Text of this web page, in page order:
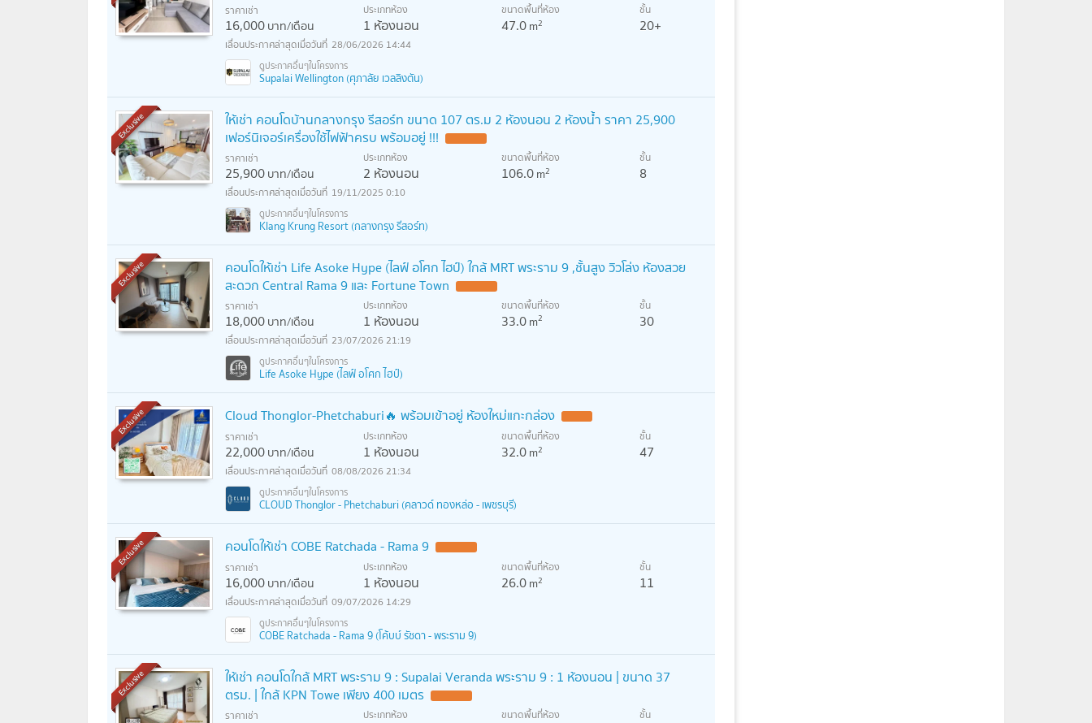
ราคาเช่า
16,000บาท/เดือน
ประเภทห้อง
1 ห้องนอน
ขนาดพื้นที่ห้อง
47.0m2
ชั้น
20+
28/06/2026 14:44
Supalai Wellington (ศุภาลัย เวลลิงตัน)
Exclusive
ให้เช่า คอนโดบ้านกลางกรุง รีสอร์ท ขนาด 107 ตร.ม 2 ห้องนอน 2 ห้องน้ำ ราคา 25,900
เฟอร์นิเจอร์เครื่องใช้ไฟฟ้าครบ พร้อมอยู่ !!!
ราคาเช่า
25,900บาท/เดือน
ประเภทห้อง
2 ห้องนอน
ขนาดพื้นที่ห้อง
106.0m2
ชั้น
8
19/11/2025 0:10
Klang Krung Resort (กลางกรุง รีสอร์ท)
Exclusive
คอนโดให้เช่า Life Asoke Hype (ไลฟ์ อโศก ไฮป์) ใกล้ MRT พระราม 9 ,ชั้นสูง วิวโล่ง ห้องสวย
สะดวก Central Rama 9 และ Fortune Town
ราคาเช่า
18,000บาท/เดือน
ประเภทห้อง
1 ห้องนอน
ขนาดพื้นที่ห้อง
33.0m2
ชั้น
30
23/07/2026 21:19
Life Asoke Hype (ไลฟ์ อโศก ไฮป์)
Exclusive Cloud Thonglor-Phetchaburi🔥 พร้อมเข้าอยู่ ห้องใหม่แกะกล่อง
ราคาเช่า
22,000บาท/เดือน
ประเภทห้อง
1 ห้องนอน
ขนาดพื้นที่ห้อง
32.0m2
ชั้น
47
08/08/2026 21:34
CLOUD Thonglor - Phetchaburi (คลาวด์ ทองหล่อ - เพชรบุรี)
Exclusive คอนโดให้เช่า COBE Ratchada - Rama 9
ราคาเช่า
16,000บาท/เดือน
ประเภทห้อง
1 ห้องนอน
ขนาดพื้นที่ห้อง
26.0m2
ชั้น
11
09/07/2026 14:29
COBE Ratchada - Rama 9 (โค้บบ์ รัชดา - พระราม 9)
Exclusive
ให้เช่า คอนโดใกล้ MRT พระราม 9 : Supalai Veranda พระราม 9 : 1 ห้องนอน | ขนาด 37
ตรม. | ใกล้ KPN Towe เพียง 400 เมตร
ราคาเช่า ประเภทห้อง ขนาดพื้นที่ห้อง ชั้น